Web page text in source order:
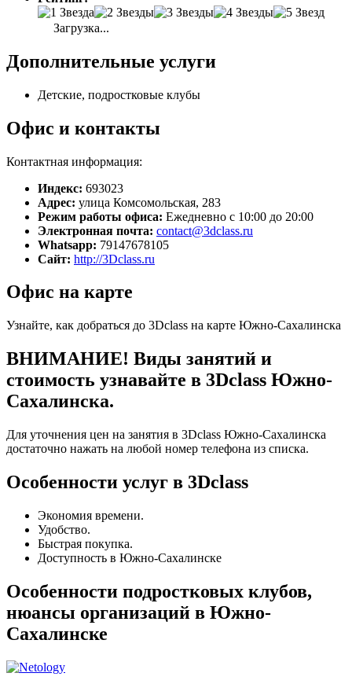
Загрузка...
Дополнительные услуги
Детские, подростковые клубы
Офис и контакты
Контактная информация:
Индекс: 693023
Адрес: улица Комсомольская, 283
Режим работы офиса: Ежедневно с 10:00 до 20:00
Электронная почта: contact@3dclass.ru
Whatsapp: 79147678105
Сайт: http://3Dclass.ru
Офис на карте
Узнайте, как добраться до 3Dclass на карте Южно-Сахалинска
ВНИМАНИЕ! Виды занятий и
стоимость узнавайте в 3Dclass Южно-
Сахалинска.
Для уточнения цен на занятия в 3Dclass Южно-Сахалинска
достаточно нажать на любой номер телефона из списка.
Особенности услуг в 3Dclass
Экономия времени.
Удобство.
Быстрая покупка.
Доступность в Южно-Сахалинске
Особенности подростковых клубов,
нюансы организаций в Южно-
Сахалинске